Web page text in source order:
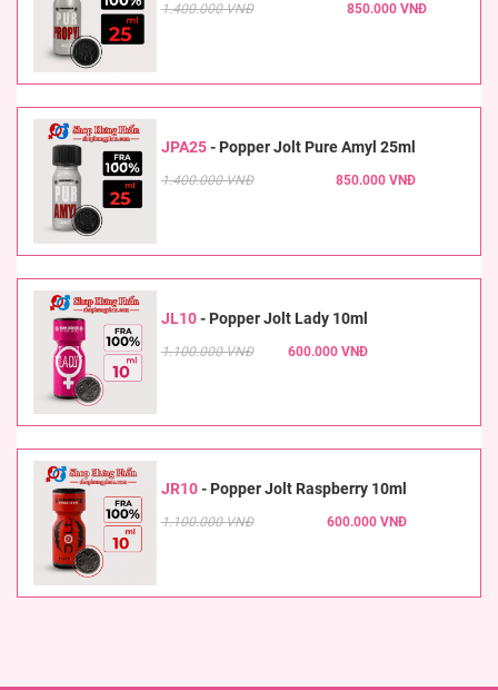
1.400.000 VNĐ 850.000 VNĐ
JPA25- Popper Jolt Pure Amyl 25ml
1.400.000 VNĐ 850.000 VNĐ
JL10- Popper Jolt Lady 10ml
1.100.000 VNĐ 600.000 VNĐ
JR10- Popper Jolt Raspberry 10ml
1.100.000 VNĐ 600.000 VNĐ